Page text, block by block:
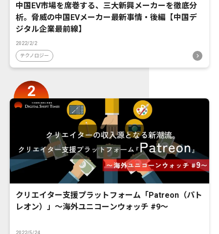
中国EV市場を席巻する、三大新興メーカーを徹底分
析。脅威の中国EVメーカー最新事情・後編【中国デ
ジタル企業最前線】
2022/2/2
テクノロジー
クリエイター支援プラットフォーム「Patreon（パト
レオン）」〜海外ユニコーンウォッチ #9〜
2022/5/24